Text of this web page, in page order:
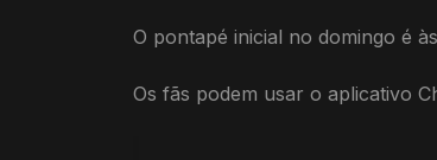
O pontapé inicial no domingo é
Os fãs podem usar o aplicativo